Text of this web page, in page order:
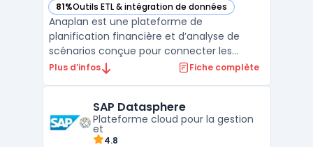
81%Outils ETL & intégration de données
— voir Anaplan dans cette catégorie
Anaplan est une plateforme de
planification financière et d’analyse de
scénarios conçue pour connecter les
données, workflows métiers et utilisateurs
variés tout en prenant en compte des
variables métiers à travers ...
Plus d’infos Fiche complète
SAP Datasphere
Plateforme cloud pour la gestion
et
4.8